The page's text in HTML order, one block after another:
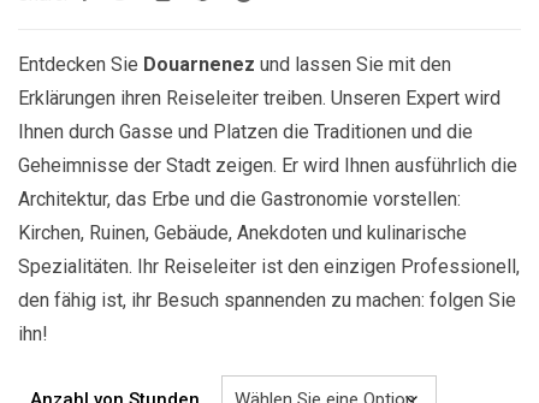
Entdecken Sie Douarnenez und lassen Sie mit den
Erklärungen ihren Reiseleiter treiben. Unseren Expert wird
Ihnen durch Gasse und Platzen die Traditionen und die
Geheimnisse der Stadt zeigen. Er wird Ihnen ausführlich die
Architektur, das Erbe und die Gastronomie vorstellen:
Kirchen, Ruinen, Gebäude, Anekdoten und kulinarische
Spezialitäten. Ihr Reiseleiter ist den einzigen Professionell,
den fähig ist, ihr Besuch spannenden zu machen: folgen Sie
ihn!